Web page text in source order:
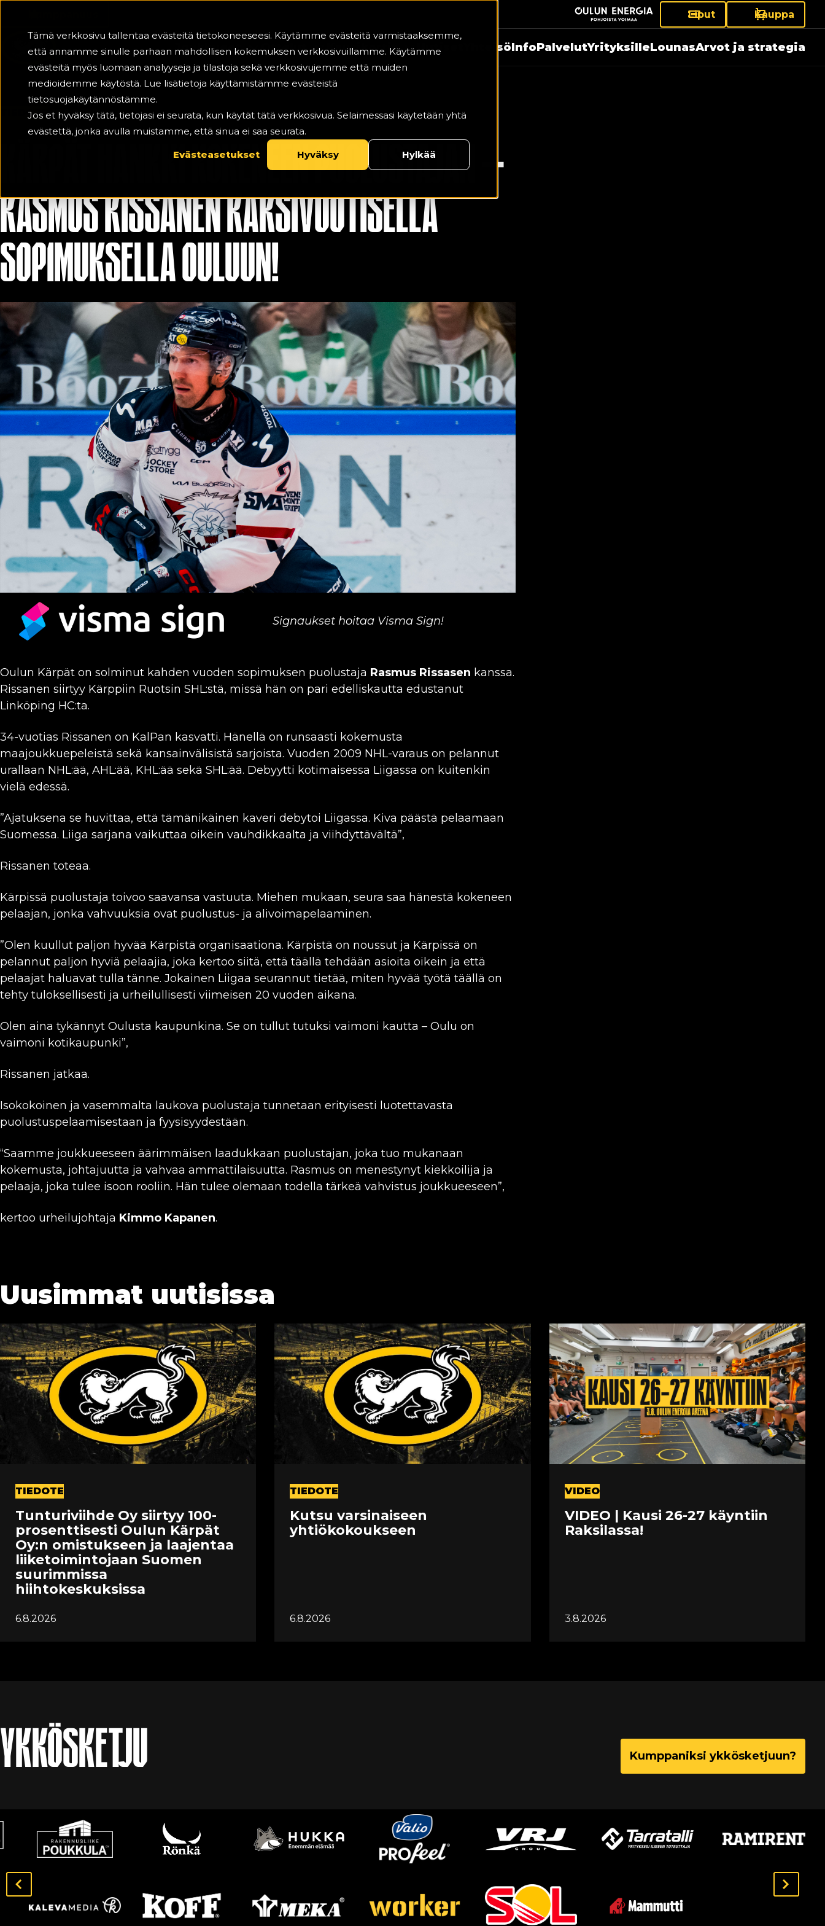
Tämä verkkosivu tallentaa evästeitä tietokoneeseesi. Käytämme evästeitä varmistaaksemme,
että annamme sinulle parhaan mahdollisen kokemuksen verkkosivuillamme. Käytämme
evästeitä myös luomaan analyyseja ja tilastoja sekä verkkosivujemme että muiden
medioidemme käytöstä. Lue lisätietoja käyttämistämme evästeistä
tietosuojakäytännöstämme.
Jos et hyväksy tätä, tietojasi ei seurata, kun käytät tätä verkkosivua. Selaimessasi käytetään yhtä
evästettä, jonka avulla muistamme, että sinua ei saa seurata.
Evästeasetukset
Hyväksy Hylkää
Liput Kauppa
Joukkueet Ottelut Kausikortit Uutiset YhteisöInfoPalvelutYrityksilleLounasArvot ja strategia
TIEDOTE 19.5.2026
KÄRPÄT HANKKI KOKENEEN PUOLUSTAJAN –
RASMUS RISSANEN KAKSIVUOTISELLA
SOPIMUKSELLA OULUUN!
Signaukset hoitaa Visma Sign!
Oulun Kärpät on solminut kahden vuoden sopimuksen puolustaja Rasmus Rissasen kanssa.
Rissanen siirtyy Kärppiin Ruotsin SHL:stä, missä hän on pari edelliskautta edustanut
Linköping HC:ta.
34-vuotias Rissanen on KalPan kasvatti. Hänellä on runsaasti kokemusta
maajoukkuepeleistä sekä kansainvälisistä sarjoista. Vuoden 2009 NHL-varaus on pelannut
urallaan NHL:ää, AHL:ää, KHL:ää sekä SHL:ää. Debyytti kotimaisessa Liigassa on kuitenkin
vielä edessä.
”Ajatuksena se huvittaa, että tämänikäinen kaveri debytoi Liigassa. Kiva päästä pelaamaan
Suomessa. Liiga sarjana vaikuttaa oikein vauhdikkaalta ja viihdyttävältä”,
Rissanen toteaa.
Kärpissä puolustaja toivoo saavansa vastuuta. Miehen mukaan, seura saa hänestä kokeneen
pelaajan, jonka vahvuuksia ovat puolustus- ja alivoimapelaaminen.
”Olen kuullut paljon hyvää Kärpistä organisaationa. Kärpistä on noussut ja Kärpissä on
pelannut paljon hyviä pelaajia, joka kertoo siitä, että täällä tehdään asioita oikein ja että
pelaajat haluavat tulla tänne. Jokainen Liigaa seurannut tietää, miten hyvää työtä täällä on
tehty tuloksellisesti ja urheilullisesti viimeisen 20 vuoden aikana.
Olen aina tykännyt Oulusta kaupunkina. Se on tullut tutuksi vaimoni kautta – Oulu on
vaimoni kotikaupunki”,
Rissanen jatkaa.
Isokokoinen ja vasemmalta laukova puolustaja tunnetaan erityisesti luotettavasta
puolustuspelaamisestaan ja fyysisyydestään.
“Saamme joukkueeseen äärimmäisen laadukkaan puolustajan, joka tuo mukanaan
kokemusta, johtajuutta ja vahvaa ammattilaisuutta. Rasmus on menestynyt kiekkoilija ja
pelaaja, joka tulee isoon rooliin. Hän tulee olemaan todella tärkeä vahvistus joukkueeseen”,
kertoo urheilujohtaja Kimmo Kapanen.
Uusimmat uutisissa
TIEDOTE
Tunturiviihde Oy siirtyy 100-
prosenttisesti Oulun Kärpät
Oy:n omistukseen ja laajentaa
liiketoimintojaan Suomen
suurimmissa
hiihtokeskuksissa
6.8.2026
TIEDOTE
Kutsu varsinaiseen
yhtiökokoukseen
6.8.2026
VIDEO
VIDEO | Kausi 26-27 käyntiin
Raksilassa!
3.8.2026
YKKÖSKETJU Kumppaniksi ykkösketjuun?